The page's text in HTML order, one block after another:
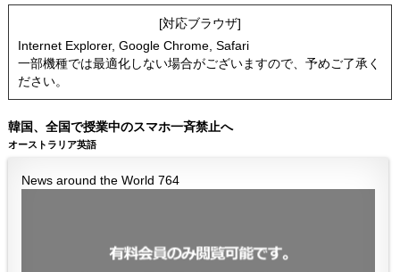
[対応ブラウザ]
Internet Explorer, Google Chrome, Safari
一部機種では最適化しない場合がございますので、予めご了承く
ださい。
韓国、全国で授業中のスマホ一斉禁止へ
オーストラリア英語
News around the World 764